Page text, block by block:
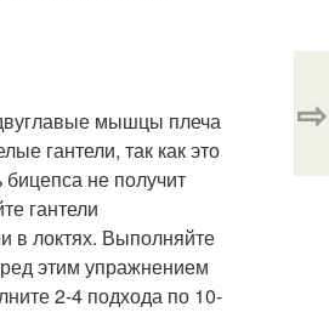
мышцы плеча
гантели, так как это
бицепса не получит
гантели
в локтях. Выполняйте
этим упражнением
2-4 подхода по 10-
⇨